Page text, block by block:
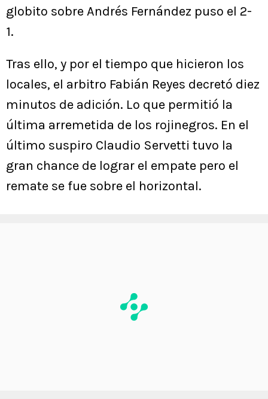
globito sobre Andrés Fernández puso el 2-
1.
Tras ello, y por el tiempo que hicieron los
locales, el arbitro Fabián Reyes decretó diez
minutos de adición. Lo que permitió la
última arremetida de los rojinegros. En el
último suspiro Claudio Servetti tuvo la
gran chance de lograr el empate pero el
remate se fue sobre el horizontal.